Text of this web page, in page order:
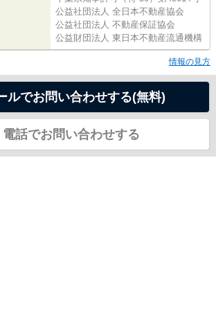
公益社団法人 全日本不動産協会
公益社団法人 不動産保証協会
公益財団法人 東日本不動産流通機構
情報の見方
ルでお問い合わせする(無料)
電話でお問い合わせする